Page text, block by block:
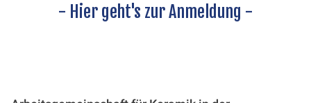
- Hier geht's zur Anmeldung -